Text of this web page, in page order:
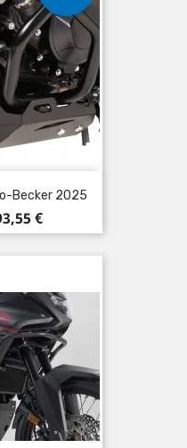
Becker 2025
€